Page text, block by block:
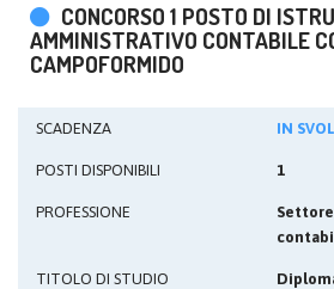
CONCORSO 1 POSTO DI
AMMINISTRATIVO CONTABILE
CAMPOFORMIDO
SCADENZA IN
POSTI DISPONIBILI 1
PROFESSIONE
TITOLO DI STUDIO